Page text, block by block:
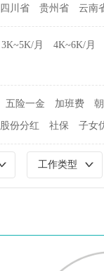
四川省 贵州省 云南
3K~5K/月 4K~6K/月
五险一金 加班费
股份分红 社保 子女
工作类型